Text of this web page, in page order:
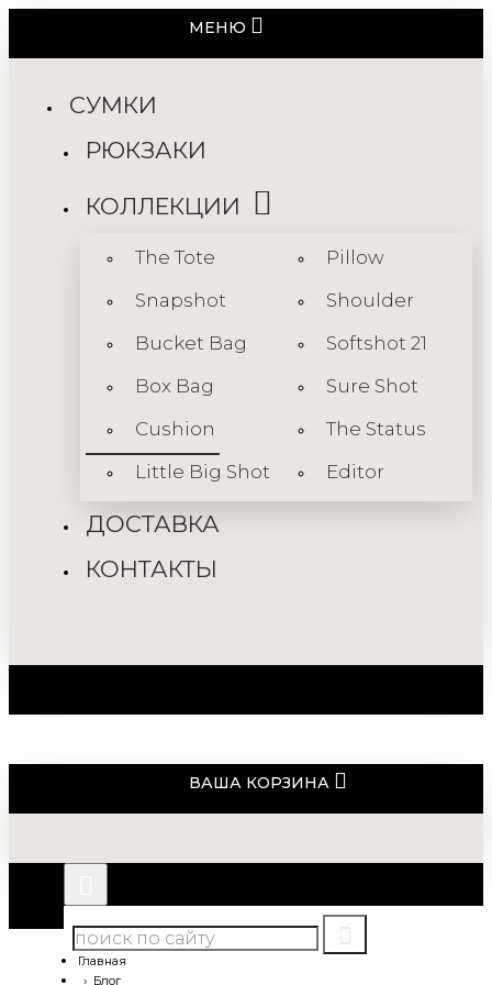
МЕНЮ
СУМКИ
РЮКЗАКИ
КОЛЛЕКЦИИ
The Tote
Snapshot
Bucket Bag
Box Bag
Cushion
Little Big Shot
Pillow
Shoulder
Softshot 21
Sure Shot
The Status
Editor
ДОСТАВКА
КОНТАКТЫ
ВАША КОРЗИНА
Главная
Блог